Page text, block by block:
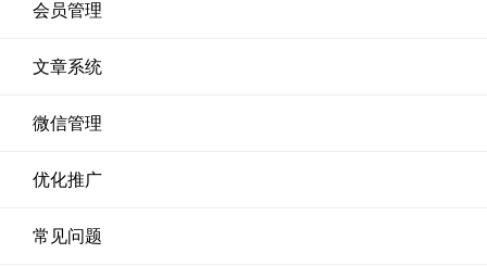
会员管理
文章系统
微信管理
优化推广
常见问题